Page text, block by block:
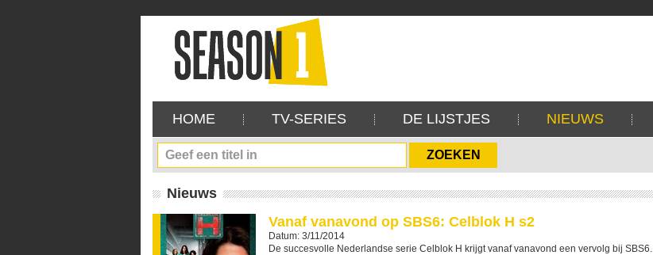
HOME TV-SERIES DE LIJSTJES NIEUWS
Nieuws
Vanaf vanavond op SBS6: Celblok H s2
Datum: 3/11/2014
De succesvolle Nederlandse serie Celblok H krijgt vanaf vanavond een vervolg bij SBS6.